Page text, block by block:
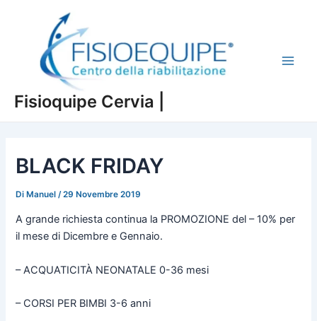
contenuto
Fisioquipe Cervia |
BLACK FRIDAY
DiManuel/29 Novembre 2019
A grande richiesta continua la PROMOZIONE del – 10% per
il mese di Dicembre e Gennaio.
– ACQUATICITÀ NEONATALE 0-36 mesi
– CORSI PER BIMBI 3-6 anni